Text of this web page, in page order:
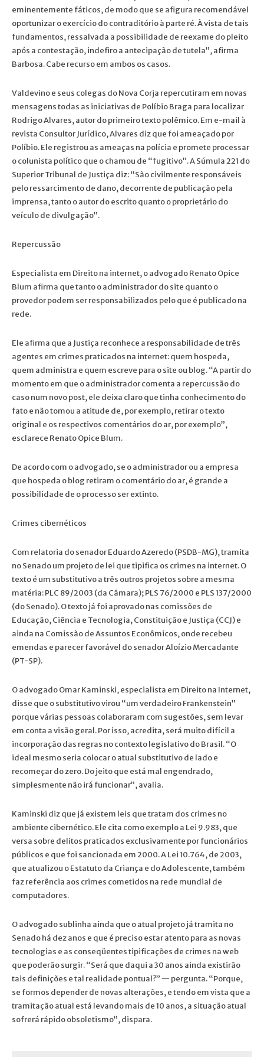
eminentemente fáticos, de modo que se afigura recomendável
oportunizar o exercício do contraditório à parte ré. À vista de tais
fundamentos, ressalvada a possibilidade de reexame do pleito
após a contestação, indefiro a antecipação de tutela”, afirma
Barbosa. Cabe recurso em ambos os casos.
Valdevino e seus colegas do Nova Corja repercutiram em novas
mensagens todas as iniciativas de Políbio Braga para localizar
Rodrigo Alvares, autor do primeiro texto polêmico. Em e-mail à
revista Consultor Jurídico, Alvares diz que foi ameaçado por
Políbio. Ele registrou as ameaças na polícia e promete processar
o colunista político que o chamou de “fugitivo”. A Súmula 221 do
Superior Tribunal de Justiça diz: “São civilmente responsáveis
pelo ressarcimento de dano, decorrente de publicação pela
imprensa, tanto o autor do escrito quanto o proprietário do
veículo de divulgação”.
Repercussão
Especialista em Direito na internet, o advogado Renato Opice
Blum afirma que tanto o administrador do site quanto o
provedor podem ser responsabilizados pelo que é publicado na
rede.
Ele afirma que a Justiça reconhece a responsabilidade de três
agentes em crimes praticados na internet: quem hospeda,
quem administra e quem escreve para o site ou blog. “A partir do
momento em que o administrador comenta a repercussão do
caso num novo post, ele deixa claro que tinha conhecimento do
fato e não tomou a atitude de, por exemplo, retirar o texto
original e os respectivos comentários do ar, por exemplo”,
esclarece Renato Opice Blum.
De acordo com o advogado, se o administrador ou a empresa
que hospeda o blog retiram o comentário do ar, é grande a
possibilidade de o processo ser extinto.
Crimes cibernéticos
Com relatoria do senador Eduardo Azeredo (PSDB-MG), tramita
no Senado um projeto de lei que tipifica os crimes na internet. O
texto é um substitutivo a três outros projetos sobre a mesma
matéria: PLC 89/2003 (da Câmara); PLS 76/2000 e PLS 137/2000
(do Senado). O texto já foi aprovado nas comissões de
Educação, Ciência e Tecnologia, Constituição e Justiça (CCJ) e
ainda na Comissão de Assuntos Econômicos, onde recebeu
emendas e parecer favorável do senador Aloízio Mercadante
(PT-SP).
O advogado Omar Kaminski, especialista em Direito na Internet,
disse que o substitutivo virou “um verdadeiro Frankenstein”
porque várias pessoas colaboraram com sugestões, sem levar
em conta a visão geral. Por isso, acredita, será muito difícil a
incorporação das regras no contexto legislativo do Brasil. “O
ideal mesmo seria colocar o atual substitutivo de lado e
recomeçar do zero. Do jeito que está mal engendrado,
simplesmente não irá funcionar”, avalia.
Kaminski diz que já existem leis que tratam dos crimes no
ambiente cibernético. Ele cita como exemplo a Lei 9.983, que
versa sobre delitos praticados exclusivamente por funcionários
públicos e que foi sancionada em 2000. A Lei 10.764, de 2003,
que atualizou o Estatuto da Criança e do Adolescente, também
faz referência aos crimes cometidos na rede mundial de
computadores.
O advogado sublinha ainda que o atual projeto já tramita no
Senado há dez anos e que é preciso estar atento para as novas
tecnologias e as conseqüentes tipificações de crimes na web
que poderão surgir. “Será que daqui a 30 anos ainda existirão
tais definições e tal realidade pontual?” — pergunta. “Porque,
se formos depender de novas alterações, e tendo em vista que a
tramitação atual está levando mais de 10 anos, a situação atual
sofrerá rápido obsoletismo”, dispara.